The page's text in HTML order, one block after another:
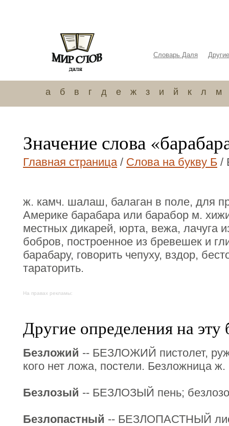
Словарь Даля
а б в г д е ж з и й к л м
Значение слова
Главная страница/ Слова на букву Б /
ж. камч. шалаш, балаган в поле, для
Америке барабара или барабор м.
местных дикарей, юрта, вежа, лачуга
бобров, построенное из бревешек и
барабару, говорить чепуху, вздор,
тараторить.
На правах рекламы:
Другие определения на эту
Безложий -- БЕЗЛОЖИЙ пистолет,
кого нет ложа, постели. Безложница
Безлозый -- БЕЗЛОЗЫЙ пень;
Безлопастный -- БЕЗЛОПАСТНЫЙ